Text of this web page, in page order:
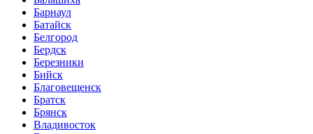
Барнаул
Батайск
Белгород
Бердск
Березники
Бийск
Благовещенск
Братск
Брянск
Владивосток